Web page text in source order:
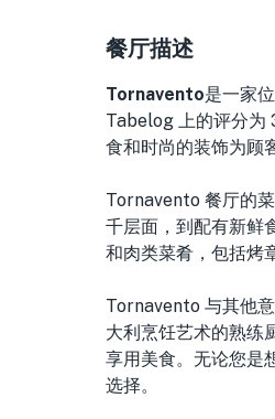
餐厅描述
Tornavento是一家
Tabelog 上的评分为
食和时尚的装饰为顾
Tornavento 餐厅的
千层面，到配有新鲜
和肉类菜肴，包括烤
Tornavento 与其他
大利烹饪艺术的熟练
享用美食。无论您是
选择。